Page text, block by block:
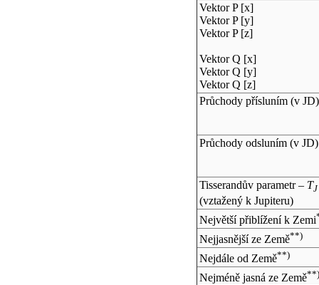
Vektor P [x]
Vektor P [y]
Vektor P [z]
Vektor Q [x]
Vektor Q [y]
Vektor Q [z]
Průchody přísluním (v JD)
Průchody odsluním (v JD)
Tisserandův parametr – TJ
(vztažený k Jupiteru)
Největší přiblížení k Zemi
Nejjasnější ze Země**)
Nejdále od Země**)
Nejméně jasná ze Země**)